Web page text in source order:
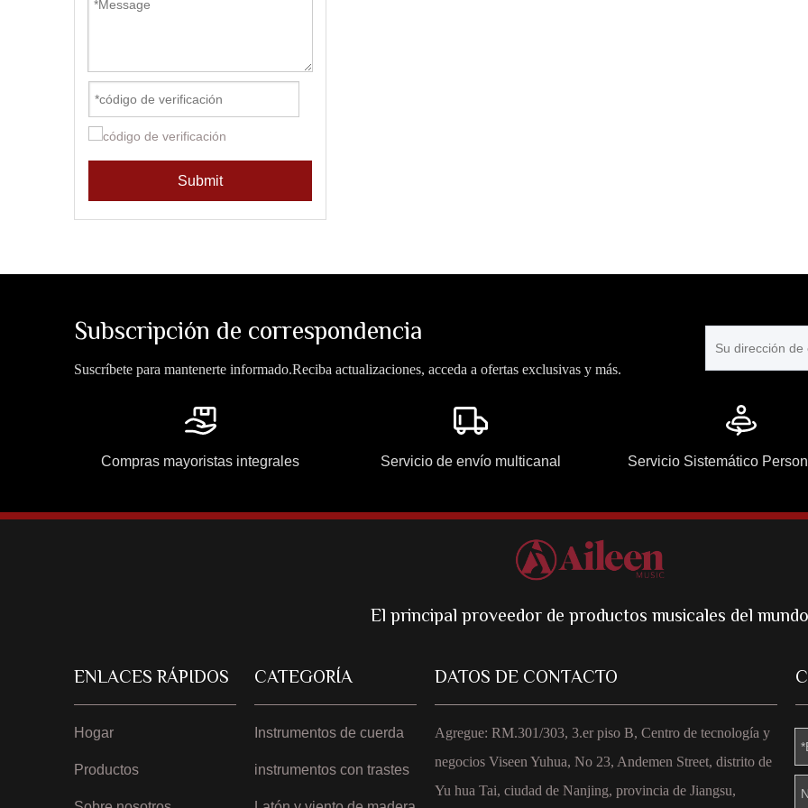
Submit
Subscripción de correspondencia
Suscríbete para mantenerte informado.Reciba actualizaciones, acceda a ofertas exclusivas y más.
Compras mayoristas integrales Servicio de envío multicanal Servicio Sistemático
El principal proveedor de productos musicales del
ENLACES RÁPIDOS
Hogar
Productos
CATEGORÍA
Instrumentos de cuerda
instrumentos con trastes
DATOS DE CONTACTO
Agregue: RM.301/303, 3.er piso B, Centro de tecnología y
negocios Viseen Yuhua, No 23, Andemen Street, distrito de
Yu hua Tai, ciudad de Nanjing, provincia de Jiangsu,